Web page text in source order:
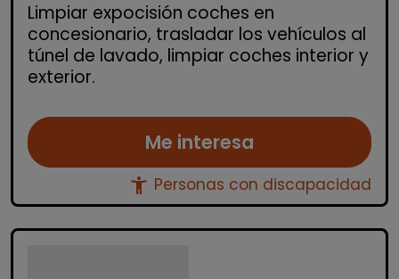
Limpiar expocisión coches en
concesionario, trasladar los vehículos al
túnel de lavado, limpiar coches interior y
exterior.
Me interesa
accessibility_new Personas con discapacidad